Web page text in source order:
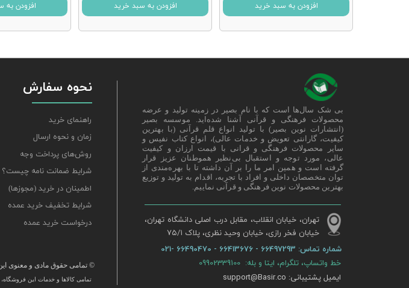
افزودن به سبد خرید افزودن به سبد خرید افزودن به
نحوه سفارش
راهنمای خرید
زمان و نحوه ارسال
روش‌های پرداخت وجه
شرایط ضمانت نامه چیست؟
اطمینان در خرید (مجوزها)
شرایط تخفیف خرید عمده
درخواست خرید عمده
© تمامی حقوق مادی و معنوی
تمامی كالاها و خدمات این
تهران، خیابان انقلاب، مقابل درب اصلی دانشگاه تهران،
خیابان فخر رازی، خیابان وحید نظری، پلاک ۷۵/۱​​​​​​​
شماره تماس:
بی شک سال‌ها است که با نام بصیر در زمینه تولید و عرضه
محصولات فرهنگی و قرآنی آشنا شده‌اید. موسسه بصیر
(انتشارات نوین بصیر) با تولید انواع قلم قرآنی (با بهترین
کیفیت، گارانتی تعویض و خدمات عالی)، انواع کتاب نفیس و
سایر محصولات فرهنگی و قرانی با قیمت ارزان و کیفیت
عالی، مورد توجه و استقبال بی‌نظیر هموطنان عزیز قرار
گرفته است و همین امر ما را بر آن داشته تا با بهره‌مندی از
توان متخصصان داخلی و افراد با تجربه، اقدام به تولید و توزیع
بهترین محصولات نوین فرهنگی و قرآنی نماییم.
خط واتساپ، تلگرام، ایتا و بله: 09902339100
ایمیل پشتیبانی: support@Basir.co